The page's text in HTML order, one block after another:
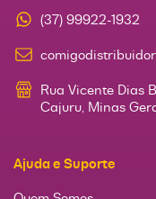
(37) 99922-1932
Rua Vicente Dias
Cajuru, Minas
Ajuda e Suporte